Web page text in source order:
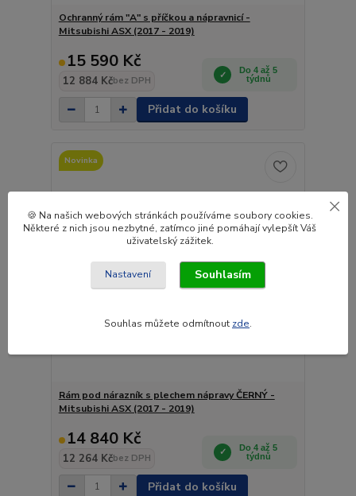
Ochranný rám "A" s příčkou a nápravnicí -
Mitsubishi ASX (2017 - 2019)
15 590 Kč
12 884 Kčbez DPH
Do 4 až 5
týdnů
Přidat do košíku
Novinka
Rám pod nárazník s plechem nápravy ČERNÝ -
Mitsubishi ASX (2017 - 2019)
14 840 Kč
12 264 Kčbez DPH
Do 4 až 5
týdnů
Přidat do košíku
🍪 Na našich webových stránkách používáme soubory cookies.
Některé z nich jsou nezbytné, zatímco jiné pomáhají vylepšít Váš
uživatelský zážitek.
Nastavení Souhlasím
Souhlas můžete odmítnout zde.